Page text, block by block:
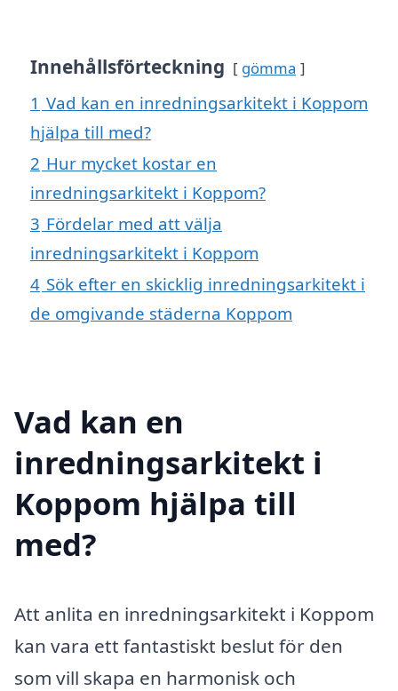
Innehållsförteckning gömma
1 Vad kan en inredningsarkitekt i Koppom
hjälpa till med?
2 Hur mycket kostar en
inredningsarkitekt i Koppom?
3 Fördelar med att välja
inredningsarkitekt i Koppom
4 Sök efter en skicklig inredningsarkitekt i
de omgivande städerna Koppom
Vad kan en
inredningsarkitekt i
Koppom hjälpa till
med?
Att anlita en inredningsarkitekt i Koppom
kan vara ett fantastiskt beslut för den
som vill skapa en harmonisk och